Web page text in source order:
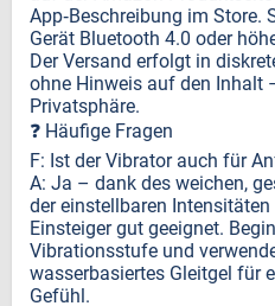
App‑Beschreibung im Store.
Gerät Bluetooth 4.0 oder
Der Versand erfolgt in
ohne Hinweis auf den Inhalt
Privatsphäre.
❓ Häufige Fragen
F: Ist der Vibrator auch für
A: Ja – dank des weichen,
der einstellbaren
Einsteiger gut geeignet.
Vibrationsstufe und
wasserbasiertes Gleitgel für
Gefühl.